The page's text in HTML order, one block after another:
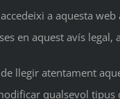
a aquesta
en aquest avís legal,
llegir atentament
qualsevol tipus